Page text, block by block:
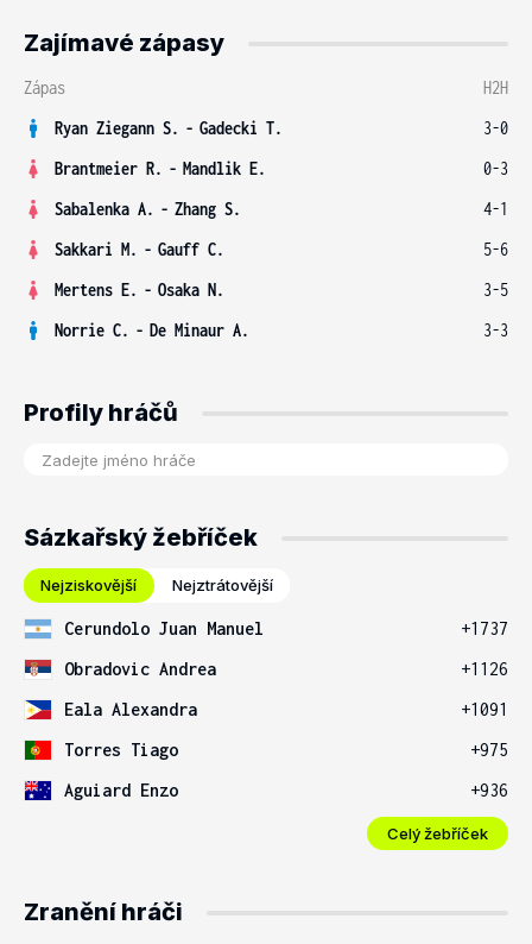
Zajímavé zápasy
Zápas
H2H
Ryan Ziegann S. - Gadecki T.
3-0
Brantmeier R. - Mandlik E.
0-3
Sabalenka A. - Zhang S.
4-1
Sakkari M. - Gauff C.
5-6
Mertens E. - Osaka N.
3-5
Norrie C. - De Minaur A. 3-3
Profily hráčů
Sázkařský žebříček
Nejziskovější Nejztrátovější
Cerundolo Juan Manuel
+1737
Obradovic Andrea
+1126
Eala Alexandra
+1091
Torres Tiago
+975
Aguiard Enzo
+936
Celý žebříček
Zranění hráči